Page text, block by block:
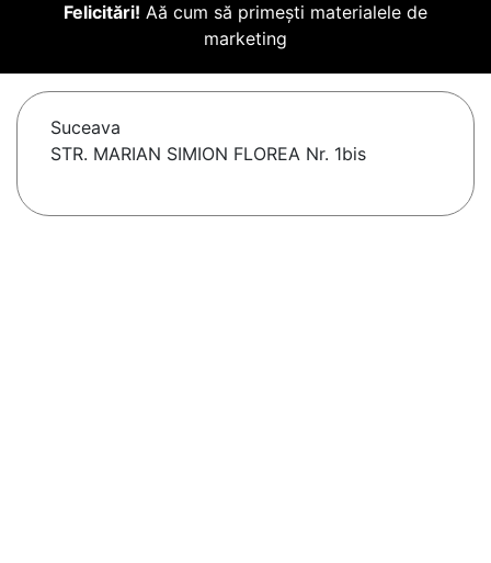
Felicitări! Aă cum să primești materialele de
marketing
Suceava
STR. MARIAN SIMION FLOREA Nr. 1bis